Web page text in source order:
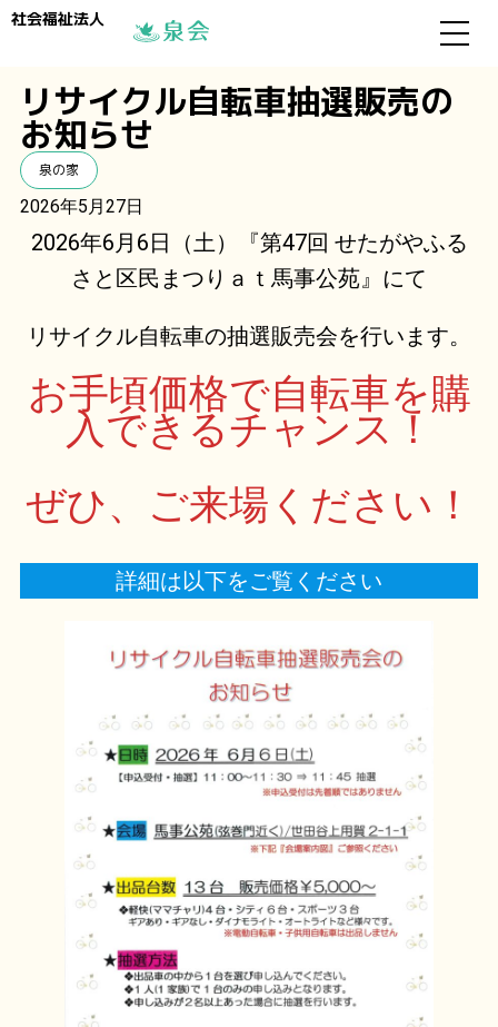
社会福祉法人
リサイクル自転車抽選販売の
お知らせ
泉の家
2026年5月27日
2026年6月6日（土）『第47回 せたがやふる
さと区民まつりａｔ馬事公苑』にて
リサイクル自転車の抽選販売会を行います。
お手頃価格で自転車を購
入できるチャンス！
ぜひ、ご来場ください！
詳細は以下をご覧ください